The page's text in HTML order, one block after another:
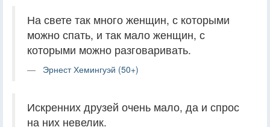
На свете так много женщин, с которыми
можно спать, и так мало женщин, с
которыми можно разговаривать.
Эрнест Хемингуэй (50+)
Искренних друзей очень мало, да и спрос
на них невелик.